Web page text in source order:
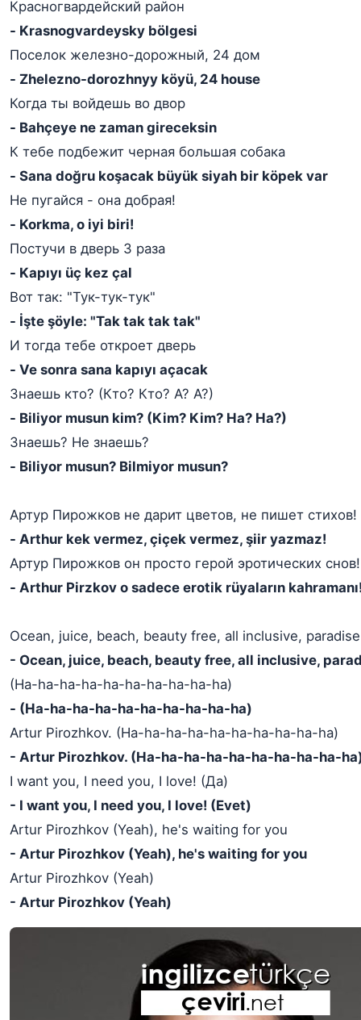
Красногвардейский район
- Krasnogvardeysky bölgesi
Поселок железно-дорожный, 24 дом
- Zhelezno-dorozhnyy köyü, 24 house
Когда ты войдешь во двор
- Bahçeye ne zaman gireceksin
К тебе подбежит черная большая собака
- Sana doğru koşacak büyük siyah bir köpek var
Не пугайся - она добрая!
- Korkma, o iyi biri!
Постучи в дверь 3 раза
- Kapıyı üç kez çal
Вот так: "Тук-тук-тук"
- İşte şöyle: "Tak tak tak tak"
И тогда тебе откроет дверь
- Ve sonra sana kapıyı açacak
Знаешь кто? (Кто? Кто? А? А?)
- Biliyor musun kim? (Kim? Kim? Ha? Ha?)
Знаешь? Не знаешь?
- Biliyor musun? Bilmiyor musun?
Артур Пирожков не дарит цветов, не пишет стихов!
- Arthur kek vermez, çiçek vermez, şiir yazmaz!
Артур Пирожков он просто герой эротических снов!
- Arthur Pirzkov o sadece erotik rüyaların
Ocean, juice, beach, beauty free, all inclusive,
- Ocean, juice, beach, beauty free, all inclusive,
(Ha-ha-ha-ha-ha-ha-ha-ha-ha-ha)
- (Ha-ha-ha-ha-ha-ha-ha-ha-ha-ha)
Artur Pirozhkov. (Ha-ha-ha-ha-ha-ha-ha-ha-ha-ha)
- Artur Pirozhkov. (Ha-ha-ha-ha-ha-ha-ha-ha-ha-
I want you, I need you, I love! (Да)
- I want you, I need you, I love! (Evet)
Artur Pirozhkov (Yeah), he's waiting for you
- Artur Pirozhkov (Yeah), he's waiting for you
Artur Pirozhkov (Yeah)
- Artur Pirozhkov (Yeah)